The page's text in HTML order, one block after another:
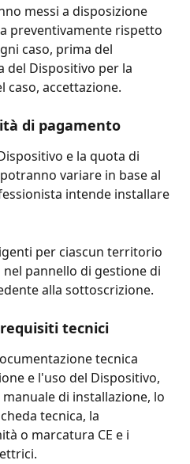
messi a disposizione
preventivamente rispetto
caso, prima del
del Dispositivo per la
caso, accettazione.
di pagamento
e la quota di
variare in base al
intende installare
per ciascun territorio
pannello di gestione di
alla sottoscrizione.
tecnici
tecnica
e l'uso del Dispositivo,
di installazione, lo
tecnica, la
o marcatura CE e i